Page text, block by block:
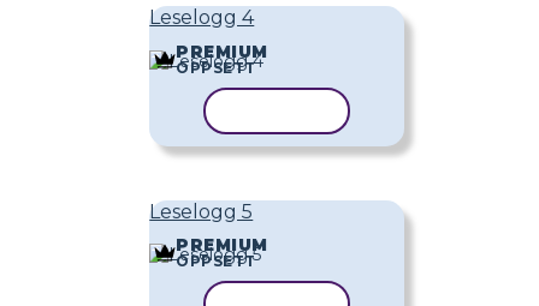
Leselogg 4
PREMIUM
OPPSETT
Leselogg 5
PREMIUM
OPPSETT